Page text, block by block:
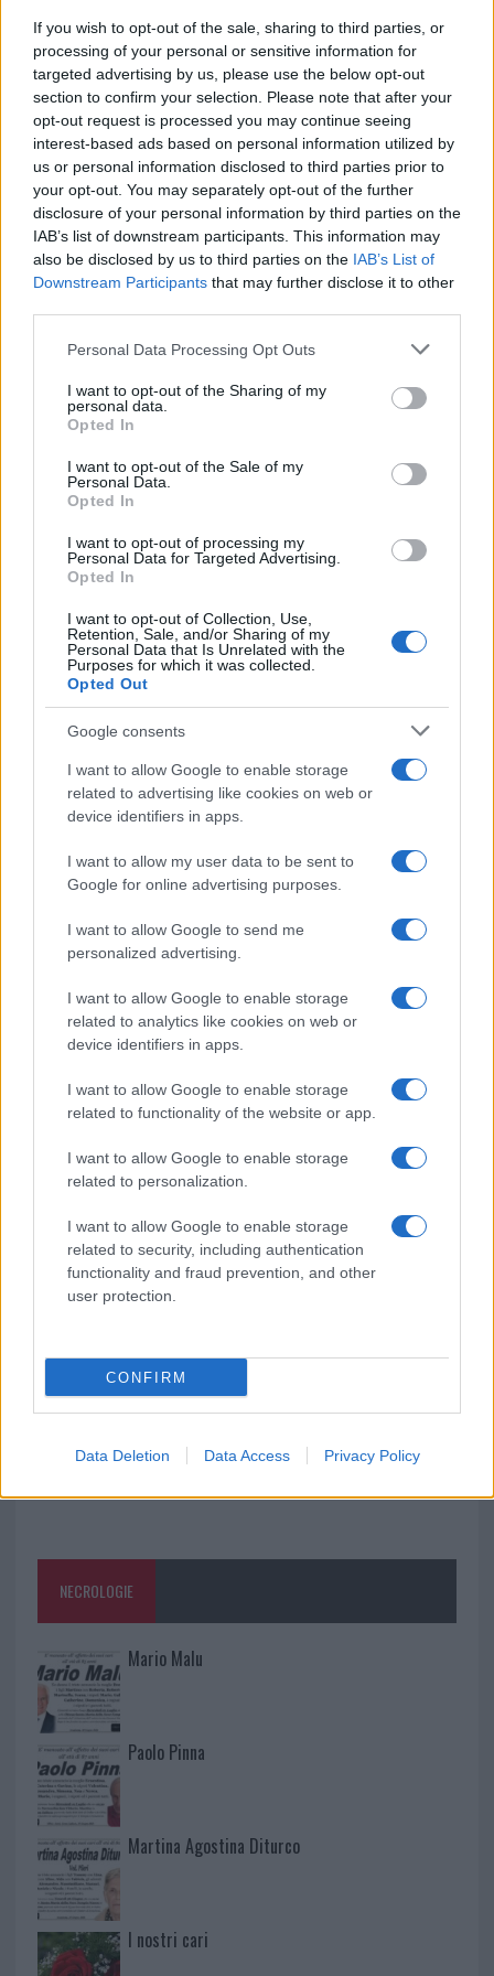
If you wish to opt-out of the sale, sharing to third parties, or
processing of your personal or sensitive information for
targeted advertising by us, please use the below opt-out
section to confirm your selection. Please note that after your
opt-out request is processed you may continue seeing
interest-based ads based on personal information utilized by
us or personal information disclosed to third parties prior to
your opt-out. You may separately opt-out of the further
disclosure of your personal information by third parties on the
IAB’s list of downstream participants. This information may
also be disclosed by us to third parties on the IAB’s List of
Downstream Participants that may further disclose it to other
Please note that this website/app uses one or more Google
not limited to your visit or usage behaviour. You may click to
grant or deny consent to Google and its third-party tags to
use your data for below specified purposes in below Google
consent section.
Personal Data Processing Opt Outs
I want to opt-out of the Sharing of my
personal data.
Opted In
I want to opt-out of the Sale of my
Personal Data.
Opted In
I want to opt-out of processing my
Personal Data for Targeted Advertising.
Opted In
I want to opt-out of Collection, Use,
Retention, Sale, and/or Sharing of my
Personal Data that Is Unrelated with the
Purposes for which it was collected.
Opted Out
Google consents
I want to allow Google to enable storage
related to advertising like cookies on web or
device identifiers in apps.
I want to allow my user data to be sent to
Google for online advertising purposes.
I want to allow Google to send me
personalized advertising.
I want to allow Google to enable storage
related to analytics like cookies on web or
device identifiers in apps.
I want to allow Google to enable storage
related to functionality of the website or app.
I want to allow Google to enable storage
related to personalization.
I want to allow Google to enable storage
related to security, including authentication
functionality and fraud prevention, and other
user protection.
CONFIRM
Data Deletion Data Access Privacy Policy
Notizie in tempo reale?
Entra nel canale telegram di
GalluraOggi.it
Ricevi le nostre ultime news
Condividi l'articolo
F
a
ce
b
o
o
k
T
w
it
te
Pi
n
te
re
W
at
s
A
p
p
S
a
re
Articolo precedente
Prossimo articolo
NOTIZIE RECENTI
Incendio nella notte a Olbia, a fuoco due furgoni
A fuoco un deposito con bombole, intervento dei
Maddalena, incendio a Monti d’à rena
Le previsioni meteo per il weekend a Olbia e in
Gallura
Michelle Hunziker in Gallura, bella anche dal
vivo: un amico vip svela come fa
Calangianus, dopo le polemiche il centro
accoglienza minori chiude
Olbia, divieto di sosta contro spaccio e degrado:
esplode la protesta
NECROLOGIE
Mario Malu
Paolo Pinna
Martina Agostina Diturco
I nostri cari